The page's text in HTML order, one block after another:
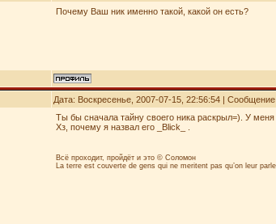
Почему Ваш ник именно такой, какой он есть?
Дата: Воскресенье, 2007-07-15, 22:56:54 |
Ты бы сначала тайну своего ника раскрыл=). У
Хз, почему я назвал его _Blick_ .
Всё проходит, пройдёт и это © Соломон
La terre est couverte de gens qui ne meritent pas qu’on leur